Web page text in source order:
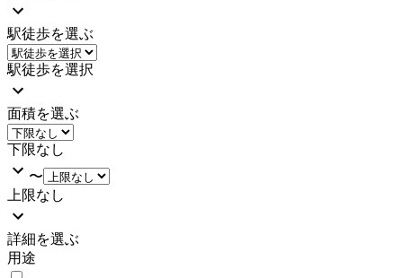
駅徒歩を選ぶ
駅徒歩を選択
面積を選ぶ
下限なし
〜
上限なし
詳細を選ぶ
用途